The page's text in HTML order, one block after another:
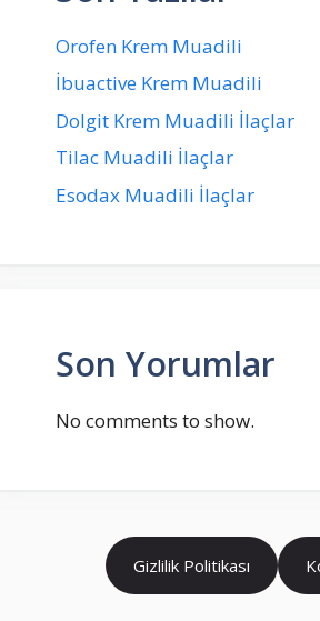
Orofen Krem Muadili
İbuactive Krem Muadili
Dolgit Krem Muadili İlaçlar
Tilac Muadili İlaçlar
Esodax Muadili İlaçlar
Son Yorumlar
No comments to show.
Gizlilik Politikası